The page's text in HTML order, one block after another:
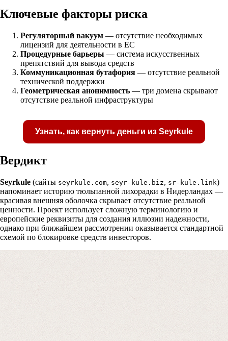
Ключевые факторы риска
Регуляторный вакуум — отсутствие необходимых
лицензий для деятельности в ЕС
Процедурные барьеры — система искусственных
препятствий для вывода средств
Коммуникационная бутафория — отсутствие реальной
технической поддержки
Геометрическая анонимность — три домена скрывают
отсутствие реальной инфраструктуры
Узнать, как вернуть деньги из Seyrkule
Получите бесплатную консультацию по
средств
Форма для пострадавших инвесторов
Вердикт
Seyrkule (сайты seyrkule.com, seyr-kule.biz, sr-kule.link)
напоминает историю тюльпанной лихорадки в Нидерландах —
красивая внешняя оболочка скрывает отсутствие реальной
ценности. Проект использует сложную терминологию и
европейские реквизиты для создания иллюзии надежности,
однако при ближайшем рассмотрении оказывается стандартной
схемой по блокировке средств инвесторов.